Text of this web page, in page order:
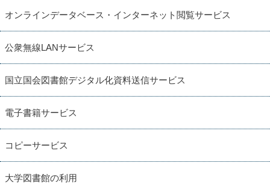
オンラインデータベース・インターネット閲覧サービス
公衆無線LANサービス
国立国会図書館デジタル化資料送信サービス
電子書籍サービス
コピーサービス
大学図書館の利用